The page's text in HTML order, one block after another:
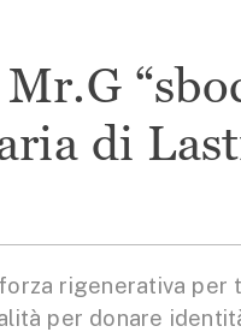
di
forza rigenerativa
per donare